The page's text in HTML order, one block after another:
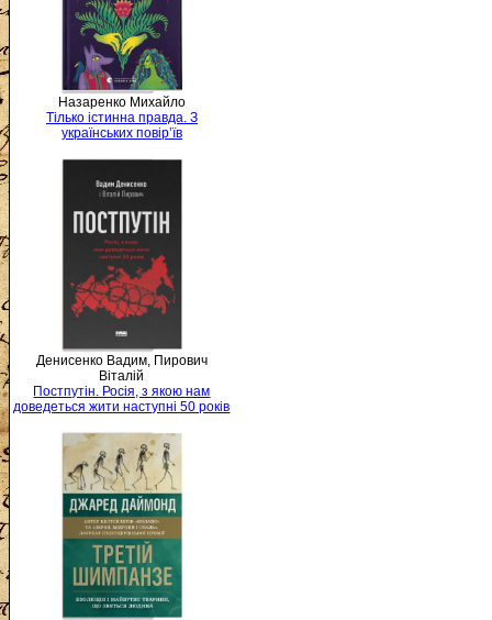
Назаренко Михайло
Тілько істинна правда. З
українських повір’їв
Денисенко Вадим, Пирович
Віталій
Постпутін. Росія, з якою нам
доведеться жити наступні 50 років